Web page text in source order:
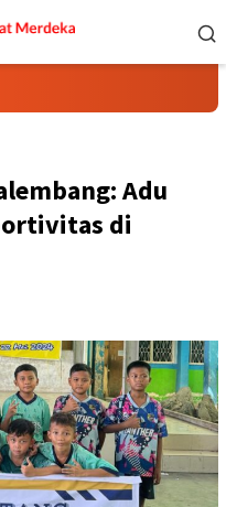
Adu
di